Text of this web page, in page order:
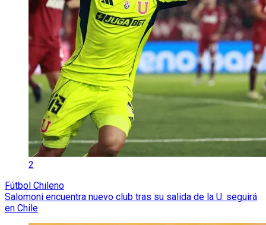
2
Fútbol Chileno
Salomoni encuentra nuevo club tras su salida de la U: seguirá
en Chile